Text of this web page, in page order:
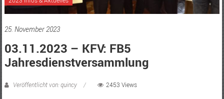
25. November 2023
03.11.2023 – KFV: FB5
Jahresdienstversammlung
Veröffentlicht von: quincy 2453 Views